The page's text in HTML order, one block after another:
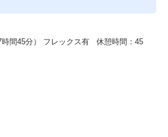
時間45分） フレックス有 休憩時間：45